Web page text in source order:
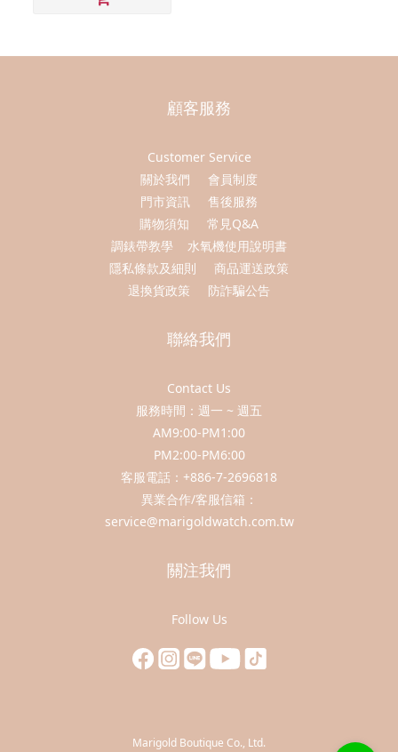
顧客服務
Customer Service
關於我們
會員制度
門市資訊
售後服務
購物須知
常見Q&A
調錶帶教學
水氧機使用說明書
隱私條款及細則
商品運送政策
退換貨政策
防詐騙公告
聯絡我們
Contact Us
服務時間：週一 ~ 週五
AM9:00-PM1:00
PM2:00-PM6:00
客服電話：+886-7-2696818
異業合作/客服信箱：
service@marigoldwatch.com.tw
關注我們
Follow Us
Marigold Boutique Co., Ltd.